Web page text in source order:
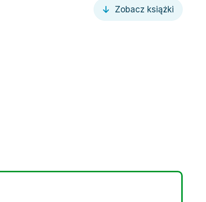
Zobacz książki